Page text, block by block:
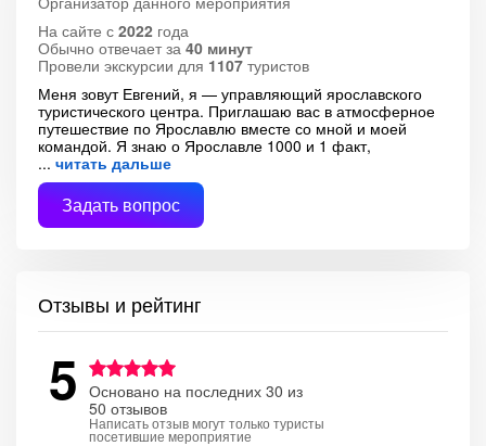
На сайте с 2022 года
Обычно отвечает за 40 минут
Провели экскурсии для 1107 туристов
Меня зовут Евгений, я — управляющий ярославского
туристического центра. Приглашаю вас в атмосферное
путешествие по Ярославлю вместе со мной и моей
командой. Я знаю о Ярославле 1000 и 1 факт,
читать дальше
Задать вопрос
Отзывы и рейтинг
5 Основано на последних 30 из
50 отзывов
Написать отзыв могут только туристы
посетившие мероприятие